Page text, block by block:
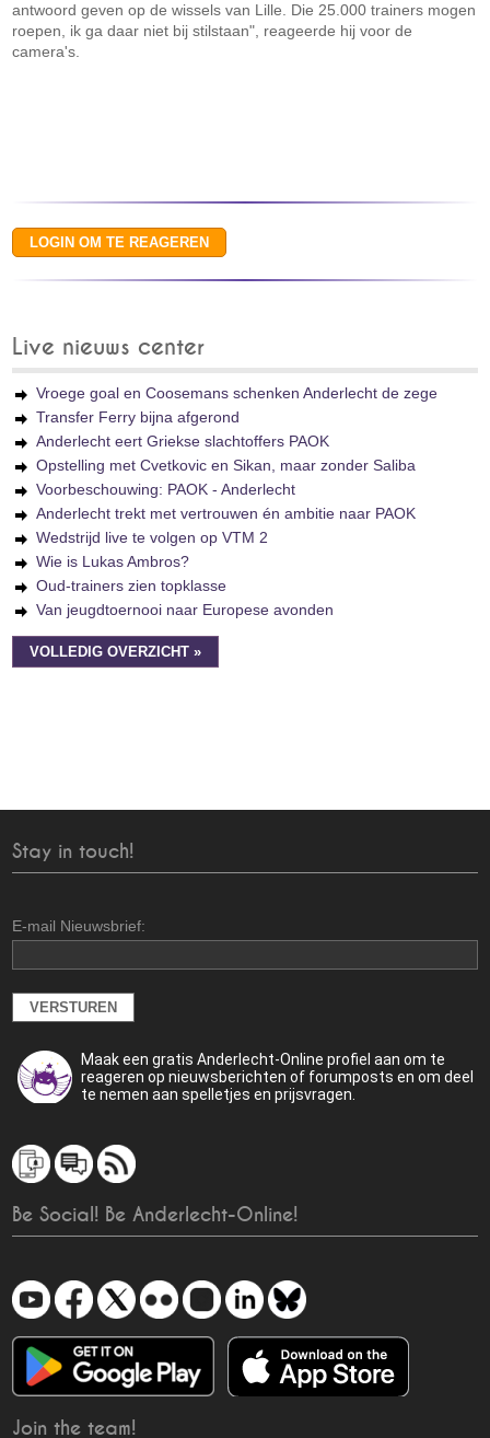
antwoord geven op de wissels van Lille. Die 25.000 trainers mogen
roepen, ik ga daar niet bij stilstaan", reageerde hij voor de
camera's.
Live nieuws center
Vroege goal en Coosemans schenken Anderlecht de zege
Transfer Ferry bijna afgerond
Anderlecht eert Griekse slachtoffers PAOK
Opstelling met Cvetkovic en Sikan, maar zonder Saliba
Voorbeschouwing: PAOK - Anderlecht
Anderlecht trekt met vertrouwen én ambitie naar PAOK
Wedstrijd live te volgen op VTM 2
Wie is Lukas Ambros?
Oud-trainers zien topklasse
Van jeugdtoernooi naar Europese avonden
VOLLEDIG OVERZICHT »
Stay in touch!
E-mail Nieuwsbrief:
Maak een gratis Anderlecht-Online profiel aan om te
reageren op nieuwsberichten of forumposts en om deel
te nemen aan spelletjes en prijsvragen.
Be Social! Be Anderlecht-Online!
Join the team!